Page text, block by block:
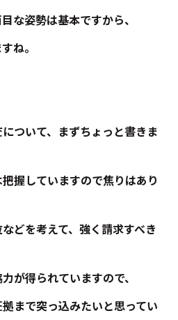
な姿勢は基本ですから、
ね。
ついて、まずちょっと書きま
握していますので焦りはあり
どを考えて、強く請求すべき
が得られていますので、
まで突っ込みたいと思ってい